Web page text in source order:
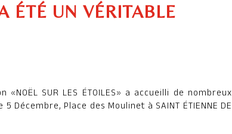
ÉTÉ UN VÉRITABLE
SUR LES ÉTOILES» a accueilli de nombreux
Décembre, Place des Moulinet à SAINT ÉTIENNE DE